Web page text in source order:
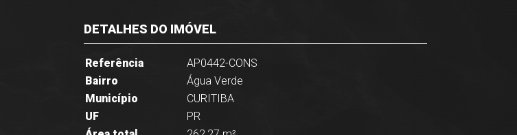
DETALHES DO IMÓVEL
Referência
AP0442-CONS
Bairro
Água Verde
Município
CURITIBA
UF
PR